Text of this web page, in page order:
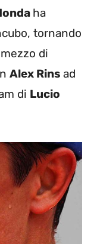
ha
tornando
di
Alex Rins ad
di Lucio